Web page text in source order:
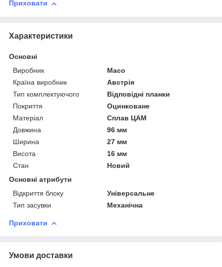
Приховати
Характеристики
Основні
Виробник
Maco
Країна виробник
Австрія
Тип комплектуючого
Відповідні планки
Покриття
Оцинковане
Матеріал
Сплав ЦАМ
Довжина
96 мм
Ширина
27 мм
Висота
16 мм
Стан
Новий
Основні атрибути
Відкриття блоку
Універсальне
Тип засувки
Механічна
Приховати
Умови доставки